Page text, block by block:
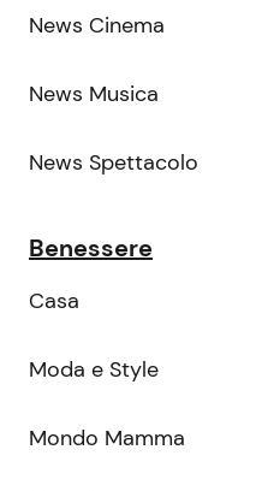
News Cinema
News Musica
News Spettacolo
Benessere
Casa
Moda e Style
Mondo Mamma